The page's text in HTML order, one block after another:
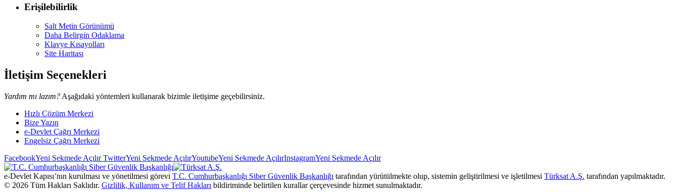
Erişilebilirlik
Salt Metin Görünümü
Daha Belirgin Odaklama
Klavye Kısayolları
Site Haritası
İletişim Seçenekleri
Yardım mı lazım? Aşağıdaki yöntemleri kullanarak bizimle iletişime geçebilirsiniz.
Hızlı Çözüm Merkezi
Bize Yazın
e-Devlet Çağrı Merkezi
Engelsiz Çağrı Merkezi
FacebookYeni Sekmede AçılırTwitterYeni Sekmede AçılırYoutubeYeni Sekmede AçılırInstagramYeni Sekmede Açılır
e-Devlet Kapısı’nın kurulması ve yönetilmesi görevi T.C. Cumhurbaşkanlığı Siber Güvenlik Başkanlığı tarafından yürütülmekte olup, sistemin geliştirilmesi ve işletilmesi Türksat A.Ş. tarafından yapılmaktadır.
© 2026 Tüm Hakları Saklıdır. Gizlilik, Kullanım ve Telif Hakları bildiriminde belirtilen kurallar çerçevesinde hizmet sunulmaktadır.